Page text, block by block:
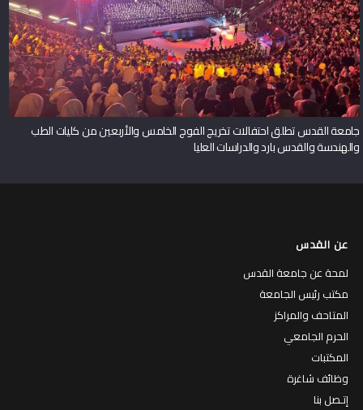
جامعة القدس تطلق احتفالات تخريج الفوج الخامس والأربعين من كليات الطب
والهندسة والقدس بارد والدراسات العليا
عن القدس
لمحة عن جامعة القدس
مكتب رئيس الجامعة
المتاحف والمراكز
الحرم الجامعي
المكتبات
وظائف شاغرة
إتـصل بنا